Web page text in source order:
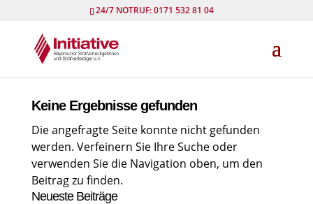
24/7 NOTRUF: 0171 532 81 04
Keine Ergebnisse gefunden
Die angefragte Seite konnte nicht gefunden
werden. Verfeinern Sie Ihre Suche oder
verwenden Sie die Navigation oben, um den
Beitrag zu finden.
Neueste Beiträge